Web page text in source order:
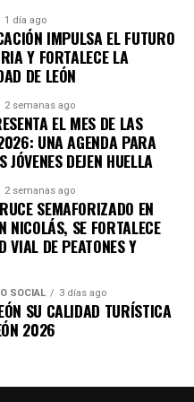
y la diversidad
de la identidad y riqueza
1 día ago
IMPULSA EL FUTURO
Y FORTALECE LA
DE LEÓN
2 semanas ago
EL MES DE LAS
UNA AGENDA PARA
JÓVENES DEJEN HUELLA
2 semanas ago
SEMAFORIZADO EN
NICOLÁS, SE FORTALECE
VIAL DE PEATONES Y
SOCIAL 3 días ago
SU CALIDAD TURÍSTICA
2026